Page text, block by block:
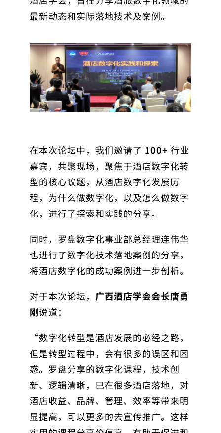
最新动态和实际落地技术及案例。
在本次论坛中，我们邀请了 100+ 行业
嘉宾，共聚现场，聚焦于酒店数字化转
型的核心议题，从酒店数字化发展历
程，为什么做数字化，以及怎么做数字
化，进行了探索和实践的分享。
同时，罗盘数字化事业部总经理连伟华
也进行了数字化技术落地案例的分享，
将酒店数字化的成功案例进一步剖析。
对于本次论坛， 广西酒店学会会长唐勇
刚说道：
“数字化转型是酒店发展的必经之路，
但是转型过程中，会有很多的误区和困
惑。罗盘分享的数字化课程，技术创
新、逻辑清晰，已在很多酒店落地，对
酒店收益、品牌、管理、效率等带来明
显提高，可以更多的去宣传推广。这样